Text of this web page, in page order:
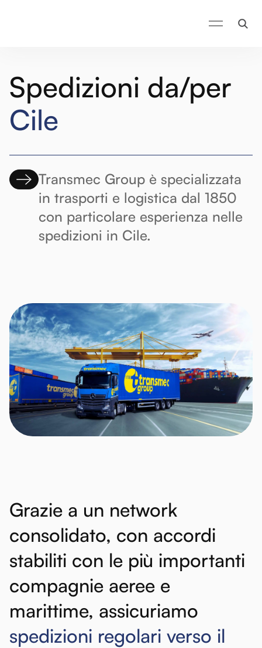
Spedizioni da/per
Cile
Transmec Group è specializzata
in trasporti e logistica dal 1850
con particolare esperienza nelle
spedizioni in Cile.
Grazie a un network
consolidato, con accordi
stabiliti con le più importanti
compagnie aeree e
marittime, assicuriamo
spedizioni regolari verso il